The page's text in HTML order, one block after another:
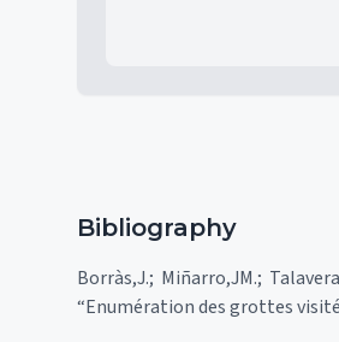
Bibliography
Borràs,J.; Miñarro,JM.;
“Enumération des grottes